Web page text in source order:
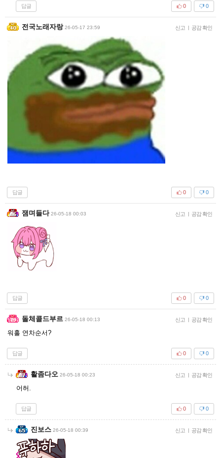
답글 0
0
전국노래자랑 26-05-17 23:59 신고 | 공감 확인
답글 0
0
잼며들다 26-05-18 00:03 신고 | 공감 확인
답글 0
0
돌체콜드부르 26-05-18 00:13 신고 | 공감 확인
워홀 연차순서?
답글 0
0
활좀다오 26-05-18 00:23 신고 | 공감 확인
어허.
답글 0
0
진보스 26-05-18 00:39 신고 | 공감 확인